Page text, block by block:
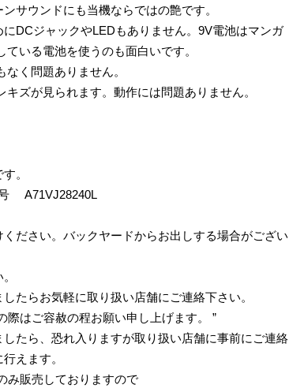
サウンドにも当機ならではの艶です。
DCジャックやLEDもありません。9V電池はマンガ
いる電池を使うのも面白いです。
なく問題ありません。
キズが見られます。動作には問題ありません。
。
A71VJ28240L
ださい。バックヤードからお出しする場合がござい
たらお気軽に取り扱い店舗にご連絡下さい。
際はご容赦の程お願い申し上げます。 ”
たら、恐れ入りますが取り扱い店舗に事前にご連絡
えます。
み販売しておりますので